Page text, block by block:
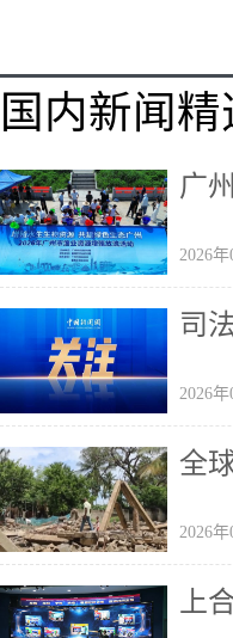
国内新闻精
广
2026
司
2026
全
2026年
上